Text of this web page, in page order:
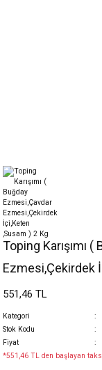
Toping Karışımı
Ezmesi,Çekirdek
551,46 TL
Kategori
Stok Kodu
Fiyat
*551,46 TL den başlayan